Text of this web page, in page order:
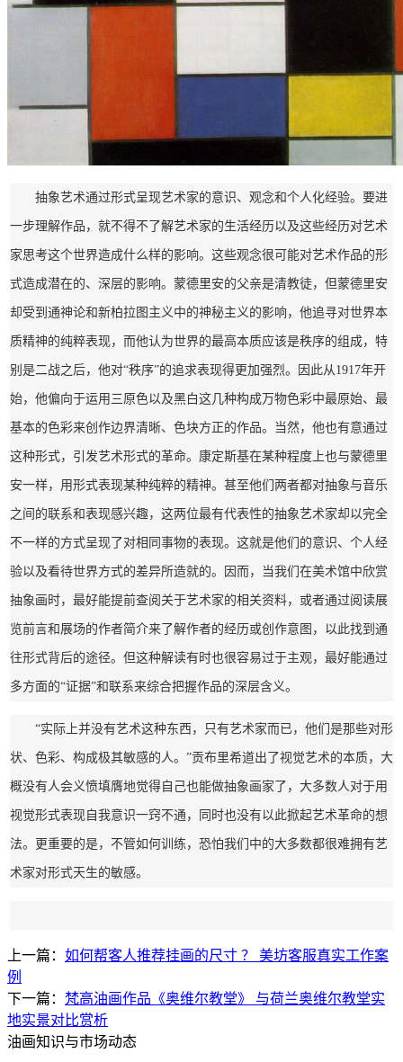
抽象艺术通过形式呈现艺术家的意识、观念和个人化经验。要进
一步理解作品，就不得不了解艺术家的生活经历以及这些经历对艺术
家思考这个世界造成什么样的影响。这些观念很可能对艺术作品的形
式造成潜在的、深层的影响。蒙德里安的父亲是清教徒，但蒙德里安
却受到通神论和新柏拉图主义中的神秘主义的影响，他追寻对世界本
质精神的纯粹表现，而他认为世界的最高本质应该是秩序的组成，特
别是二战之后，他对“秩序”的追求表现得更加强烈。因此从1917年开
始，他偏向于运用三原色以及黑白这几种构成万物色彩中最原始、最
基本的色彩来创作边界清晰、色块方正的作品。当然，他也有意通过
这种形式，引发艺术形式的革命。康定斯基在某种程度上也与蒙德里
安一样，用形式表现某种纯粹的精神。甚至他们两者都对抽象与音乐
之间的联系和表现感兴趣，这两位最有代表性的抽象艺术家却以完全
不一样的方式呈现了对相同事物的表现。这就是他们的意识、个人经
验以及看待世界方式的差异所造就的。因而，当我们在美术馆中欣赏
抽象画时，最好能提前查阅关于艺术家的相关资料，或者通过阅读展
览前言和展场的作者简介来了解作者的经历或创作意图，以此找到通
往形式背后的途径。但这种解读有时也很容易过于主观，最好能通过
多方面的“证据”和联系来综合把握作品的深层含义。
“实际上并没有艺术这种东西，只有艺术家而已，他们是那些对形
状、色彩、构成极其敏感的人。”贡布里希道出了视觉艺术的本质，大
概没有人会义愤填膺地觉得自己也能做抽象画家了，大多数人对于用
视觉形式表现自我意识一窍不通，同时也没有以此掀起艺术革命的想
法。更重要的是，不管如何训练，恐怕我们中的大多数都很难拥有艺
术家对形式天生的敏感。
上一篇： 如何帮客人推荐挂画的尺寸 ？ 美坊客服真实工作案
例
下一篇： 梵高油画作品《奥维尔教堂》 与荷兰奥维尔教堂实
地实景对比赏析
油画知识与市场动态